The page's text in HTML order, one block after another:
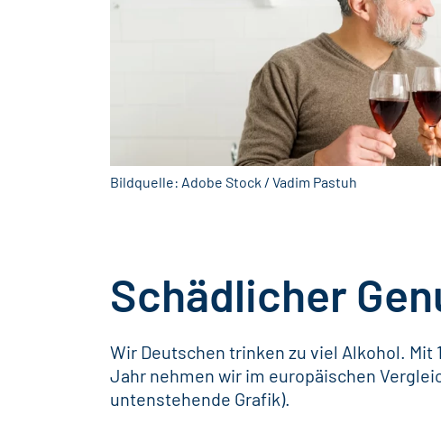
Bildquelle: Adobe Stock / Vadim Pastuh
Schädlicher
Wir Deutschen trinken zu viel Alkohol.
Jahr nehmen wir im europäischen
untenstehende Grafik).